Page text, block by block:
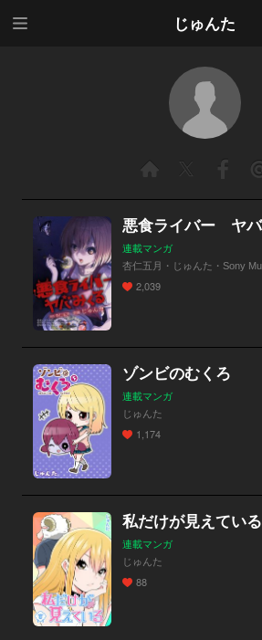
じゅんた
連載マンガ
2,039
ゾンビのむくろ
連載マンガ
じゅんた
1,174
私だけが見えている
連載マンガ
じゅんた
88